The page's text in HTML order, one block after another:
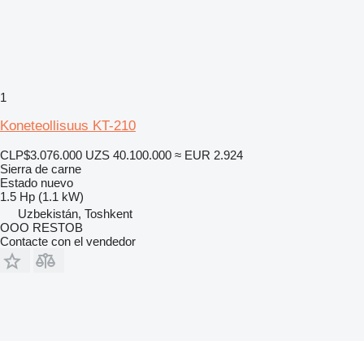
1
Koneteollisuus KT-210
CLP$3.076.000 UZS 40.100.000 ≈ EUR 2.924
Sierra de carne
Estado nuevo
1.5 Hp (1.1 kW)
Uzbekistán, Toshkent
OOO RESTOB
Contacte con el vendedor